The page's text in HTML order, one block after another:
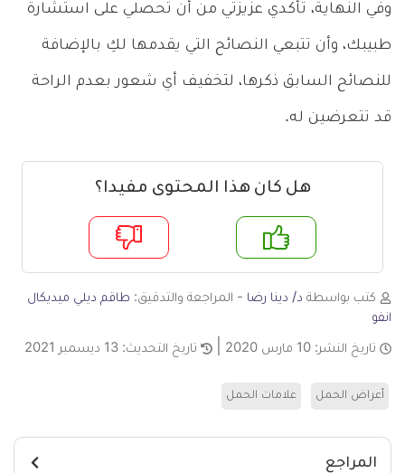
وفي النهاية، تأكدي عزيزتي من أن تحصلي على استشارة
طبيبك، وأن تتبعي النصائح التي يقدمها لكِ بالإضافة
للنصائح السابق ذكرها، لتخفيف أي شعور بعدم الراحة
قد تتعرضين له.
هل كان هذا المحتوى مفيدا؟
لا
كتب بواسطة د/ دينا رضا - المراجعة والتدقيق: طاقم ديلي ميديكال
انفو
تاريخ النشر: 10 مارس 2020 تاريخ التحديث: 13 ديسمبر 2021
أعراض الحمل علامات الحمل
المراجع